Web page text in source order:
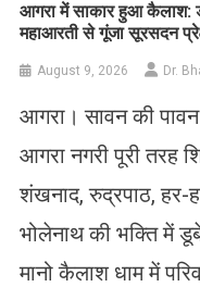
आगरा में साकार हुआ कैलाश:
महाआरती से गूंजा सूरसदन
August 9, 2026 Dr.
आगरा। सावन की पावन
आगरा नगरी पूरी तरह
शंखनाद, रुद्रपाठ,
भोलेनाथ की भक्ति में
मानो कैलाश धाम में